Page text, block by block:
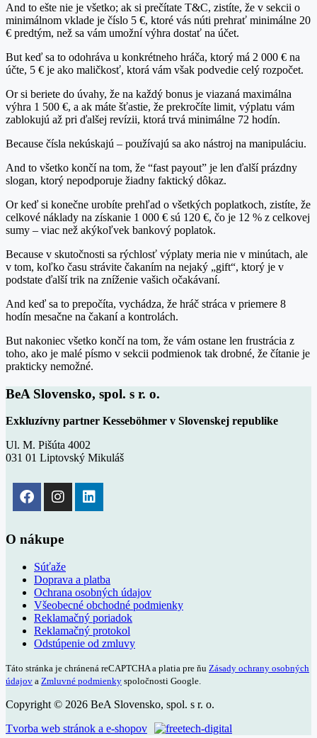
And to ešte nie je všetko; ak si prečítate T&C, zistíte, že v sekcii o
minimálnom vklade je číslo 5 €, ktoré vás núti prehrať minimálne 20
€ predtým, než sa vám umožní výhra dostať na účet.
But keď sa to odohráva u konkrétneho hráča, ktorý má 2 000 € na
účte, 5 € je ako maličkosť, ktorá vám však podvedie celý rozpočet.
Or si beriete do úvahy, že na každý bonus je viazaná maximálna
výhra 1 500 €, a ak máte šťastie, že prekročíte limit, výplatu vám
zablokujú až pri ďalšej revízii, ktorá trvá minimálne 72 hodín.
Because čísla nekúskajú – používajú sa ako nástroj na manipuláciu.
And to všetko končí na tom, že “fast payout” je len ďalší prázdny
slogan, ktorý nepodporuje žiadny faktický dôkaz.
Or keď si konečne urobíte prehľad o všetkých poplatkoch, zistíte, že
celkové náklady na získanie 1 000 € sú 120 €, čo je 12 % z celkovej
sumy – viac než akýkoľvek bankový poplatok.
Because v skutočnosti sa rýchlosť výplaty meria nie v minútach, ale
v tom, koľko času strávite čakaním na nejaký „gift“, ktorý je v
podstate ďalší trik na zníženie vašich očakávaní.
And keď sa to prepočíta, vychádza, že hráč stráca v priemere 8
hodín mesačne na čakaní a kontrolách.
But nakoniec všetko končí na tom, že vám ostane len frustrácia z
toho, ako je malé písmo v sekcii podmienok tak drobné, že čítanie je
prakticky nemožné.
BeA Slovensko, spol. s r. o.
Exkluzívny partner Kesseböhmer v Slovenskej republike
Ul. M. Pišúta 4002
031 01 Liptovský Mikuláš
O nákupe
Súťaže
Doprava a platba
Ochrana osobných údajov
Všeobecné obchodné podmienky
Reklamačný poriadok
Reklamačný protokol
Odstúpenie od zmluvy
Táto stránka je chránená reCAPTCHA a platia pre ňu Zásady ochrany osobných
údajov a Zmluvné podmienky spoločnosti Google.
Copyright © 2026 BeA Slovensko, spol. s r. o.
Tvorba web stránok a e-shopov